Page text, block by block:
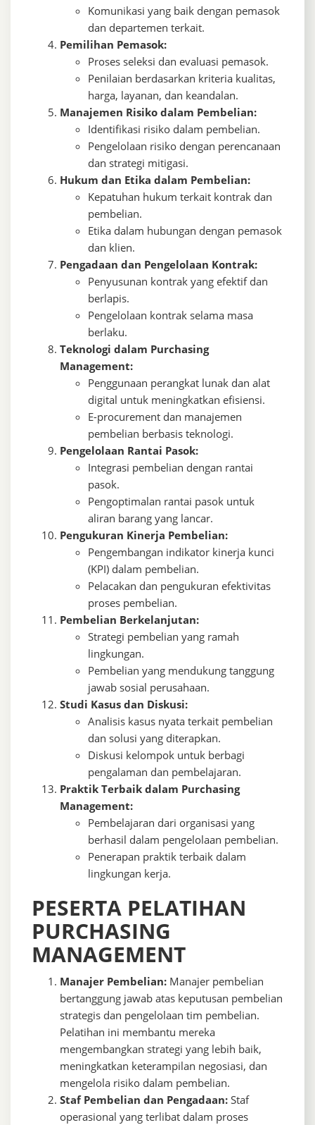
Komunikasi yang baik dengan pemasok
dan departemen terkait.
Pemilihan Pemasok:
Proses seleksi dan evaluasi pemasok.
Penilaian berdasarkan kriteria kualitas,
harga, layanan, dan keandalan.
Manajemen Risiko dalam Pembelian:
Identifikasi risiko dalam pembelian.
Pengelolaan risiko dengan perencanaan
dan strategi mitigasi.
Hukum dan Etika dalam Pembelian:
Kepatuhan hukum terkait kontrak dan
pembelian.
Etika dalam hubungan dengan pemasok
dan klien.
Pengadaan dan Pengelolaan Kontrak:
Penyusunan kontrak yang efektif dan
berlapis.
Pengelolaan kontrak selama masa
berlaku.
Teknologi dalam Purchasing
Management:
Penggunaan perangkat lunak dan alat
digital untuk meningkatkan efisiensi.
E-procurement dan manajemen
pembelian berbasis teknologi.
Pengelolaan Rantai Pasok:
Integrasi pembelian dengan rantai
pasok.
Pengoptimalan rantai pasok untuk
aliran barang yang lancar.
Pengukuran Kinerja Pembelian:
Pengembangan indikator kinerja kunci
(KPI) dalam pembelian.
Pelacakan dan pengukuran efektivitas
proses pembelian.
Pembelian Berkelanjutan:
Strategi pembelian yang ramah
lingkungan.
Pembelian yang mendukung tanggung
jawab sosial perusahaan.
Studi Kasus dan Diskusi:
Analisis kasus nyata terkait pembelian
dan solusi yang diterapkan.
Diskusi kelompok untuk berbagi
pengalaman dan pembelajaran.
Praktik Terbaik dalam Purchasing
Management:
Pembelajaran dari organisasi yang
berhasil dalam pengelolaan pembelian.
Penerapan praktik terbaik dalam
lingkungan kerja.
PESERTA PELATIHAN
PURCHASING
MANAGEMENT
Manajer Pembelian: Manajer pembelian
bertanggung jawab atas keputusan pembelian
strategis dan pengelolaan tim pembelian.
Pelatihan ini membantu mereka
mengembangkan strategi yang lebih baik,
meningkatkan keterampilan negosiasi, dan
mengelola risiko dalam pembelian.
Staf Pembelian dan Pengadaan: Staf
operasional yang terlibat dalam proses